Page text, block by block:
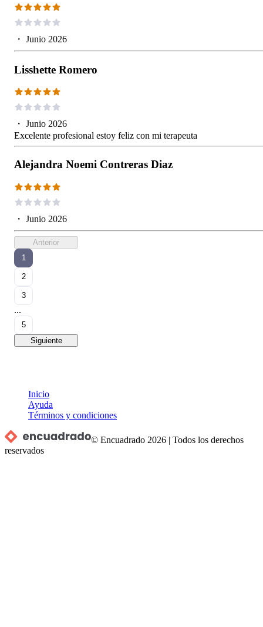
・ Junio 2026
Lisshette Romero
・ Junio 2026
Excelente profesional estoy feliz con mi terapeuta
Alejandra Noemi Contreras Diaz
・ Junio 2026
Anterior
1
2
3
...
5
Siguiente
Inicio
Ayuda
Términos y condiciones
© Encuadrado 2026 |Todos los derechos
reservados